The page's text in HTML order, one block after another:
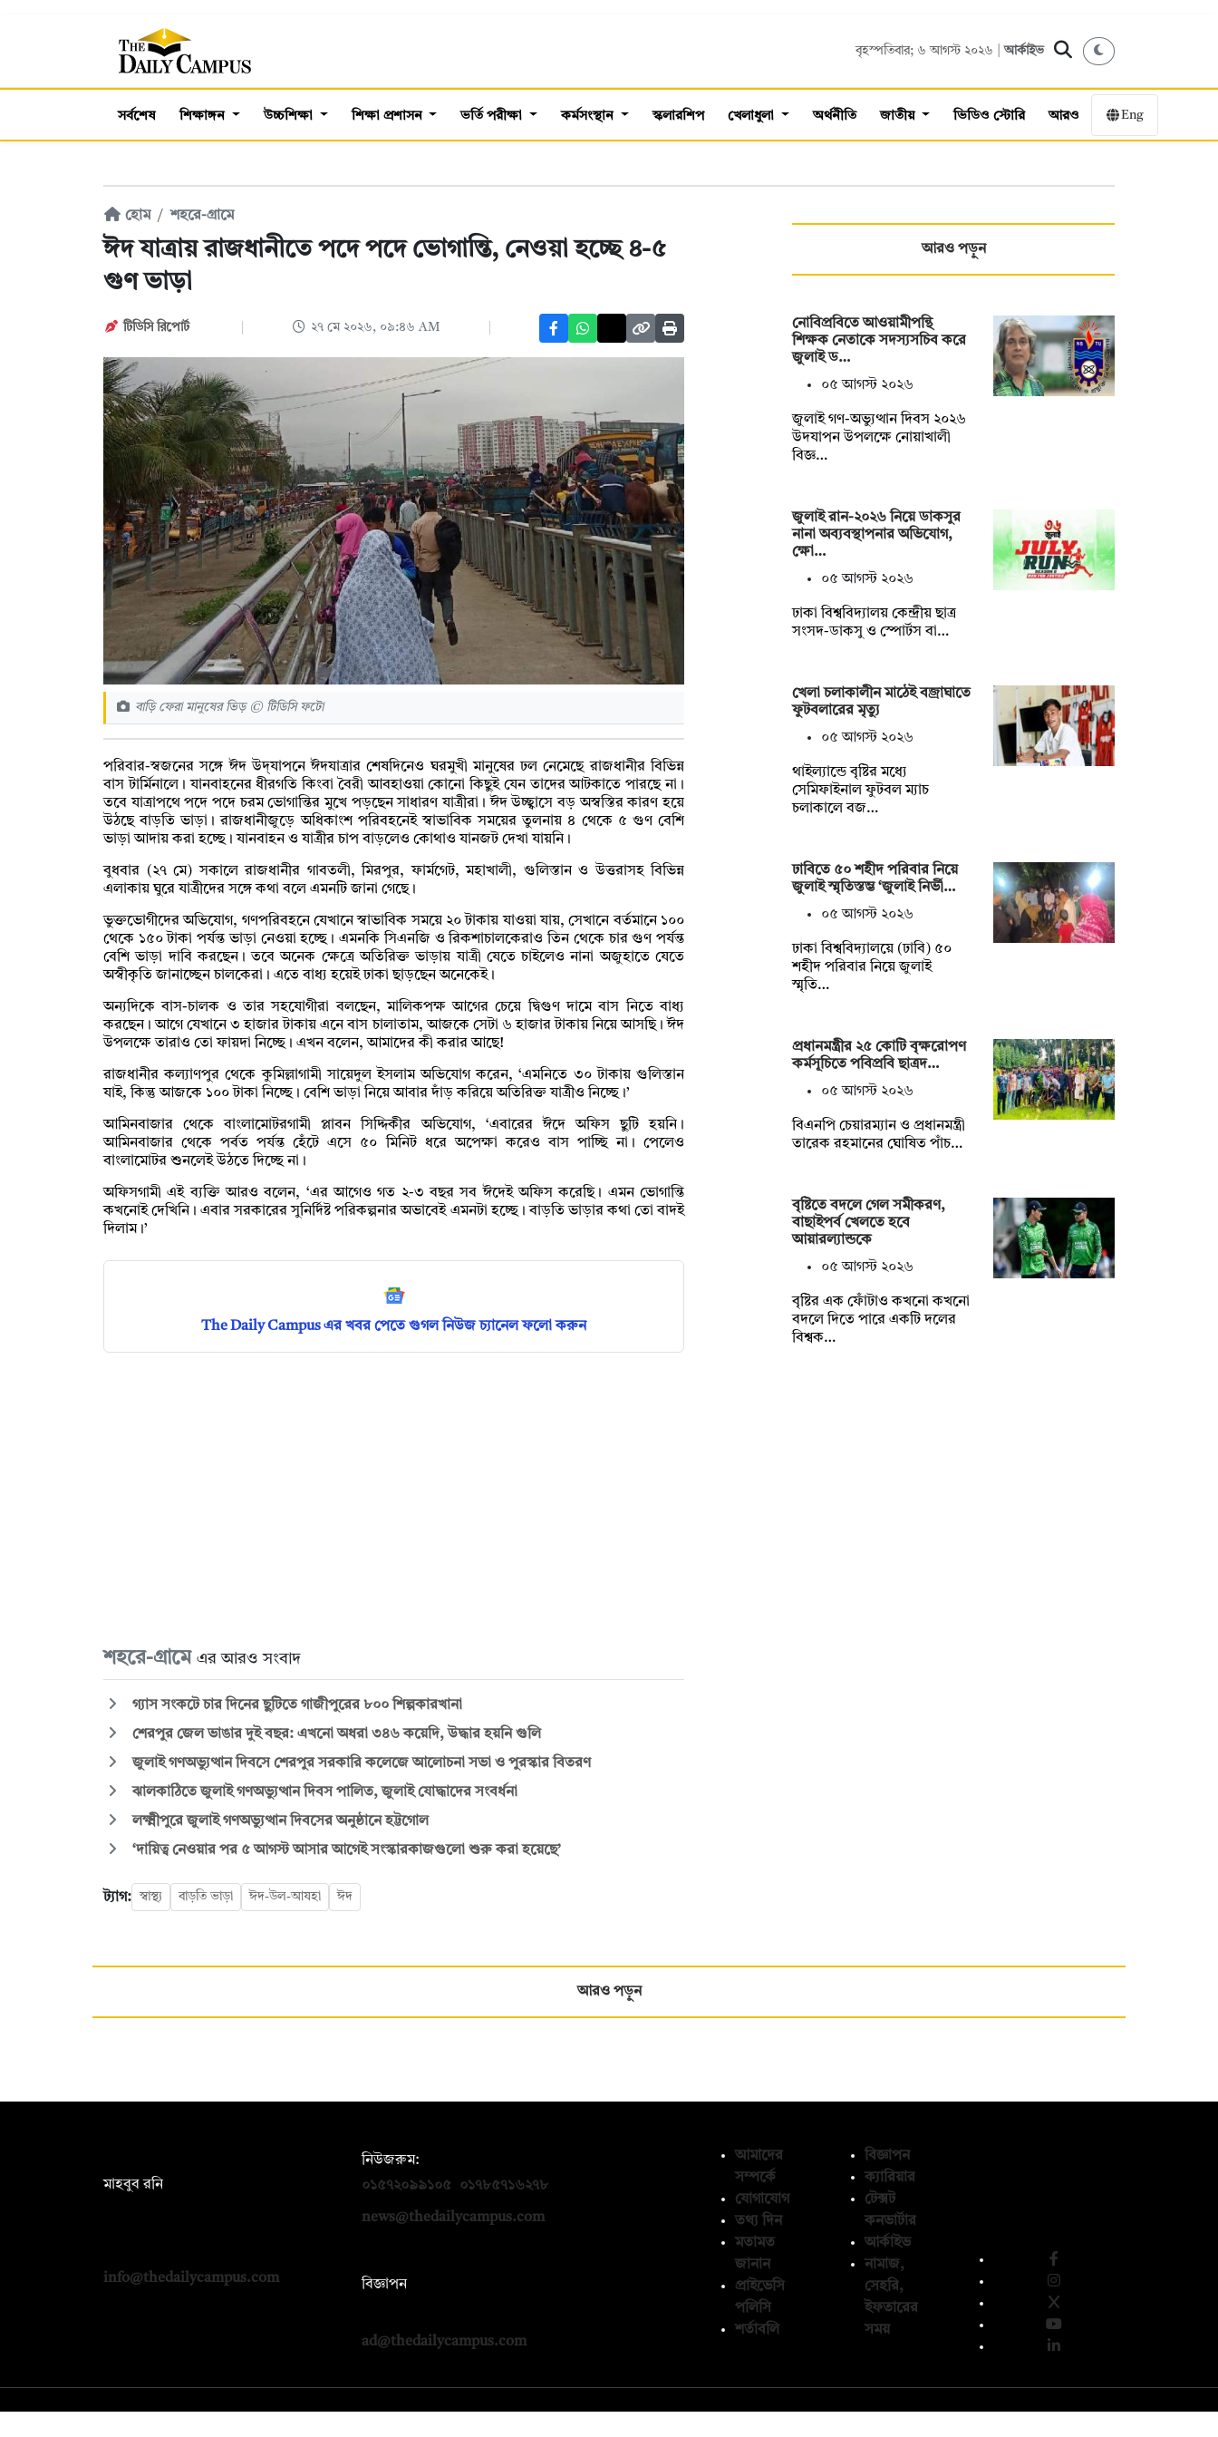
বৃহস্পতিবার; ৬ আগস্ট ২০২৬ |আর্কাইভ
সর্বশেষ শিক্ষাঙ্গন উচ্চশিক্ষা শিক্ষা প্রশাসন ভর্তি পরীক্ষা কর্মসংস্থান স্কলারশিপ খেলাধুলা অর্থনীতি জাতীয় ভিডিও স্টোরি আরও Eng
হোম শহরে-গ্রামে
ঈদ যাত্রায় রাজধানীতে পদে পদে ভোগান্তি, নেওয়া হচ্ছে ৪-৫
গুণ ভাড়া
টিডিসি রিপোর্ট ২৭ মে ২০২৬, ০৯:৪৬ AM
বাড়ি ফেরা মানুষের ভিড় © টিডিসি ফটো
পরিবার-স্বজনের সঙ্গে ঈদ উদ্‌যাপনে ঈদযাত্রার শেষদিনেও ঘরমুখী মানুষের ঢল নেমেছে রাজধানীর বিভিন্ন
বাস টার্মিনালে। যানবাহনের ধীরগতি কিংবা বৈরী আবহাওয়া কোনো কিছুই যেন তাদের আটকাতে পারছে না।
তবে যাত্রাপথে পদে পদে চরম ভোগান্তির মুখে পড়ছেন সাধারণ যাত্রীরা। ঈদ উচ্ছ্বাসে বড় অস্বস্তির কারণ হয়ে
উঠছে বাড়তি ভাড়া। রাজধানীজুড়ে অধিকাংশ পরিবহনেই স্বাভাবিক সময়ের তুলনায় ৪ থেকে ৫ গুণ বেশি
ভাড়া আদায় করা হচ্ছে। যানবাহন ও যাত্রীর চাপ বাড়লেও কোথাও যানজট দেখা যায়নি।
বুধবার (২৭ মে) সকালে রাজধানীর গাবতলী, মিরপুর, ফার্মগেট, মহাখালী, গুলিস্তান ও উত্তরাসহ বিভিন্ন
এলাকায় ঘুরে যাত্রীদের সঙ্গে কথা বলে এমনটি জানা গেছে।
ভুক্তভোগীদের অভিযোগ, গণপরিবহনে যেখানে স্বাভাবিক সময়ে ২০ টাকায় যাওয়া যায়, সেখানে বর্তমানে ১০০
থেকে ১৫০ টাকা পর্যন্ত ভাড়া নেওয়া হচ্ছে। এমনকি সিএনজি ও রিকশাচালকেরাও তিন থেকে চার গুণ পর্যন্ত
বেশি ভাড়া দাবি করছেন। তবে অনেক ক্ষেত্রে অতিরিক্ত ভাড়ায় যাত্রী যেতে চাইলেও নানা অজুহাতে যেতে
অস্বীকৃতি জানাচ্ছেন চালকেরা। এতে বাধ্য হয়েই ঢাকা ছাড়ছেন অনেকেই।
অন্যদিকে বাস-চালক ও তার সহযোগীরা বলছেন, মালিকপক্ষ আগের চেয়ে দ্বিগুণ দামে বাস নিতে বাধ্য
করছেন। আগে যেখানে ৩ হাজার টাকায় এনে বাস চালাতাম, আজকে সেটা ৬ হাজার টাকায় নিয়ে আসছি। ঈদ
উপলক্ষে তারাও তো ফায়দা নিচ্ছে। এখন বলেন, আমাদের কী করার আছে!
রাজধানীর কল্যাণপুর থেকে কুমিল্লাগামী সায়েদুল ইসলাম অভিযোগ করেন, ‘এমনিতে ৩০ টাকায় গুলিস্তান
যাই, কিন্তু আজকে ১০০ টাকা নিচ্ছে। বেশি ভাড়া নিয়ে আবার দাঁড় করিয়ে অতিরিক্ত যাত্রীও নিচ্ছে।’
আমিনবাজার থেকে বাংলামোটরগামী প্লাবন সিদ্দিকীর অভিযোগ, ‘এবারের ঈদে অফিস ছুটি হয়নি।
আমিনবাজার থেকে পর্বত পর্যন্ত হেঁটে এসে ৫০ মিনিট ধরে অপেক্ষা করেও বাস পাচ্ছি না। পেলেও
বাংলামোটর শুনলেই উঠতে দিচ্ছে না।
অফিসগামী এই ব্যক্তি আরও বলেন, ‘এর আগেও গত ২-৩ বছর সব ঈদেই অফিস করেছি। এমন ভোগান্তি
কখনোই দেখিনি। এবার সরকারের সুনির্দিষ্ট পরিকল্পনার অভাবেই এমনটা হচ্ছে। বাড়তি ভাড়ার কথা তো বাদই
দিলাম।’
The Daily Campus এর খবর পেতে গুগল নিউজ চ্যানেল ফলো করুন
শহরে-গ্রামে এর আরও সংবাদ
গ্যাস সংকটে চার দিনের ছুটিতে গাজীপুরের ৮০০ শিল্পকারখানা
শেরপুর জেল ভাঙার দুই বছর: এখনো অধরা ৩৪৬ কয়েদি, উদ্ধার হয়নি গুলি
জুলাই গণঅভ্যুত্থান দিবসে শেরপুর সরকারি কলেজে আলোচনা সভা ও পুরস্কার বিতরণ
ঝালকাঠিতে জুলাই গণঅভ্যুত্থান দিবস পালিত, জুলাই যোদ্ধাদের সংবর্ধনা
লক্ষ্মীপুরে জুলাই গণঅভ্যুত্থান দিবসের অনুষ্ঠানে হট্টগোল
‘দায়িত্ব নেওয়ার পর ৫ আগস্ট আসার আগেই সংস্কারকাজগুলো শুরু করা হয়েছে’
ট্যাগ: স্বাস্থ্য বাড়তি ভাড়া ঈদ-উল-আযহা ঈদ
আরও পড়ুন
নোবিপ্রবিতে আওয়ামীপন্থি
শিক্ষক নেতাকে সদস্যসচিব করে
জুলাই ড…
০৫ আগস্ট ২০২৬
জুলাই গণ-অভ্যুত্থান দিবস ২০২৬
উদযাপন উপলক্ষে নোয়াখালী
বিজ্ঞ…
জুলাই রান-২০২৬ নিয়ে ডাকসুর
নানা অব্যবস্থাপনার অভিযোগ,
ক্ষো…
০৫ আগস্ট ২০২৬
ঢাকা বিশ্ববিদ্যালয় কেন্দ্রীয় ছাত্র
সংসদ-ডাকসু ও স্পোর্টস বা…
খেলা চলাকালীন মাঠেই বজ্রাঘাতে
ফুটবলারের মৃত্যু
০৫ আগস্ট ২০২৬
থাইল্যান্ডে বৃষ্টির মধ্যে
সেমিফাইনাল ফুটবল ম্যাচ
চলাকালে বজ…
ঢাবিতে ৫০ শহীদ পরিবার নিয়ে
জুলাই স্মৃতিস্তম্ভ ‘জুলাই নির্ভী…
০৫ আগস্ট ২০২৬
ঢাকা বিশ্ববিদ্যালয়ে (ঢাবি) ৫০
শহীদ পরিবার নিয়ে জুলাই
স্মৃতি…
প্রধানমন্ত্রীর ২৫ কোটি বৃক্ষরোপণ
কর্মসূচিতে পবিপ্রবি ছাত্রদ…
০৫ আগস্ট ২০২৬
বিএনপি চেয়ারম্যান ও প্রধানমন্ত্রী
তারেক রহমানের ঘোষিত পাঁচ…
বৃষ্টিতে বদলে গেল সমীকরণ,
বাছাইপর্ব খেলতে হবে
আয়ারল্যান্ডকে
০৫ আগস্ট ২০২৬
বৃষ্টির এক ফোঁটাও কখনো কখনো
বদলে দিতে পারে একটি দলের
বিশ্বক…
আরও পড়ুন
মাহবুব রনি
info@thedailycampus.com
নিউজরুম:
০১৫৭২০৯৯১০৫
০১৭৮৫৭১৬২৭৮
news@thedailycampus.com
বিজ্ঞাপন
ad@thedailycampus.com
আমাদের
সম্পর্কে
যোগাযোগ
তথ্য দিন
মতামত
জানান
প্রাইভেসি
পলিসি
শর্তাবলি
বিজ্ঞাপন
ক্যারিয়ার
টেক্সট
কনভার্টার
আর্কাইভ
নামাজ,
সেহরি,
ইফতারের
সময়
© কপিরাইট 2026, দ্য ডেইলি ক্যাম্পাস লিমিটেড